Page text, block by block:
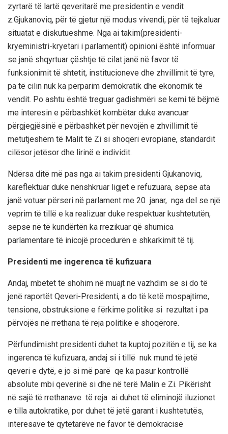
zyrtarë të lartë qeveritarë me presidentin e vendit
z.Gjukanoviq, për të gjetur një modus vivendi, për të tejkaluar
situatat e diskutueshme. Nga ai takim(presidenti-
kryeministri-kryetari i parlamentit) opinioni është informuar
se janë shqyrtuar çështje të cilat janë në favor të
funksionimit të shtetit, institucioneve dhe zhvillimit të tyre,
pa të cilin nuk ka përparim demokratik dhe ekonomik të
vendit. Po ashtu është treguar gadishmëri se kemi të bëjmë
me interesin e përbashkët kombëtar duke avancuar
përgjegjësinë e përbashkët për nevojën e zhvillimit të
metutjeshëm të Malit të Zi si shoqëri evropiane, standardit
cilësor jetësor dhe lirinë e individit.
Ndërsa ditë më pas nga ai takim presidenti Gjukanoviq,
kareflektuar duke nënshkruar ligjet e refuzuara, sepse ata
janë votuar përseri në parlament me 20 janar, nga del se një
veprim të tillë e ka realizuar duke respektuar kushtetutën,
sepse në të kundërtën ka rrezikuar që shumica
parlamentare të inicojë procedurën e shkarkimit të tij.
Presidenti me ingerenca të kufizuara
Andaj, mbetet të shohim në muajt në vazhdim se si do të
jenë raportët Qeveri- Presidenti, a do të ketë mospajtime,
tensione, obstruksione e fërkime politike si rezultat i pa
përvojës në rrethana të reja politike e shoqërore.
Përfundimisht presidenti duhet ta kuptoj pozitën e tij, se ka
ingerenca të kufizuara, andaj si i tillë nuk mund të jetë
qeveri e dytë, e jo si më parë qe ka pasur kontrollë
absolute mbi qeverinë si dhe në terë Malin e Zi. Pikërisht
në sajë të rrethanave të reja ai duhet të eliminojë iluzionet
e tilla autokratike, por duhet të jetë garant i kushtetutës,
interesave të qytetarëve në favor të demokracisë